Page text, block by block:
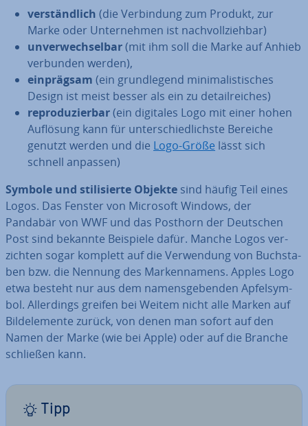
ver­ständ­lich (die Ver­bin­dung zum Produkt, zur
Marke oder Un­ter­neh­men ist nach­voll­zieh­bar)
un­ver­wech­sel­bar(mit ihm soll die Marke auf Anhieb
verbunden werden),
ein­präg­sam (ein grund­le­gend mi­ni­ma­lis­ti­sches
Design ist meist besser als ein zu de­tail­rei­ches)
re­pro­du­zier­bar(ein digitales Logo mit einer hohen
Auflösung kann für un­ter­schied­lichs­te Bereiche
genutzt werden und die Logo-Größe lässt sich
schnell anpassen)
Symbole und sti­li­sier­te Objekte sind häufig Teil eines
Logos. Das Fenster von Microsoft Windows, der
Pandabär von WWF und das Posthorn der Deutschen
Post sind bekannte Beispiele dafür. Manche Logos ver­
zich­ten sogar komplett auf die Ver­wen­dung von Buch­sta­
ben bzw. die Nennung des Mar­ken­na­mens. Apples Logo
etwa besteht nur aus dem na­mens­ge­ben­den Ap­fel­sym­
bol. Al­ler­dings greifen bei Weitem nicht alle Marken auf
Bild­ele­men­te zurück, von denen man sofort auf den
Namen der Marke (wie bei Apple) oder auf die Branche
schließen kann.
Tipp